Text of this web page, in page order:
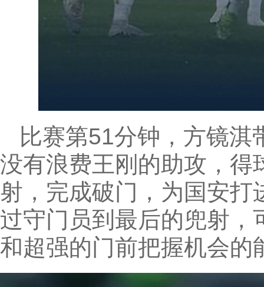
比赛第51分钟，方镜
没有浪费王刚的助攻，得
射，完成破门，为国安
过守门员到最后的兜射，
和超强的门前把握机会的